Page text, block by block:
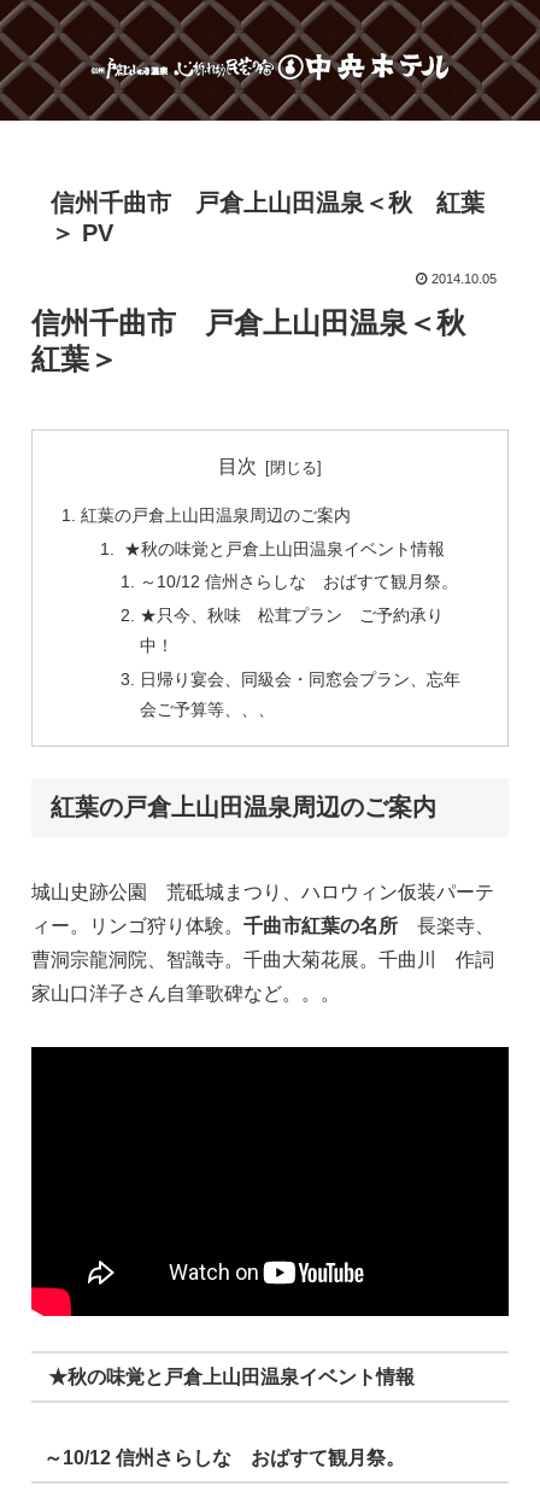
信州千曲市 戸倉上山田温泉＜秋 紅葉
＞ PV
2014.10.05
信州千曲市 戸倉上山田温泉＜秋
紅葉＞
目次
紅葉の戸倉上山田温泉周辺のご案内
★秋の味覚と戸倉上山田温泉イベント情報
～10/12 信州さらしな おばすて観月祭。
★只今、秋味 松茸プラン ご予約承り
中！
日帰り宴会、同級会・同窓会プラン、忘年
会ご予算等、、、
紅葉の戸倉上山田温泉周辺のご案内
城山史跡公園 荒砥城まつり、ハロウィン仮装パーテ
ィー。リンゴ狩り体験。 千曲市紅葉の名所 長楽寺、
曹洞宗龍洞院、智識寺。千曲大菊花展。千曲川 作詞
家山口洋子さん自筆歌碑など。。。
★秋の味覚と戸倉上山田温泉イベント情報
～10/12 信州さらしな おばすて観月祭。